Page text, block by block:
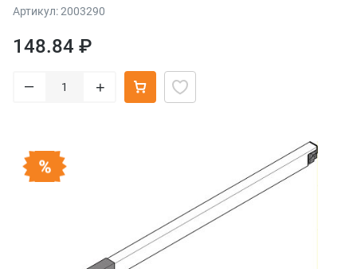
Артикул: 2003290
148.84 ₽
– +